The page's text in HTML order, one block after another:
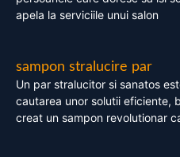
apela la serviciile unui salon
sampon stralucire par
Un par stralucitor si sanatos
cautarea unor solutii eficiente,
creat un sampon revolutionar